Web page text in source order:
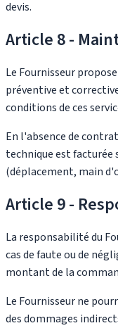
devis.
Article 8 -
Le Fournisseur
préventive et
conditions de ces
En l'absence de
technique est facturée
(déplacement, main
Article 9 -
La responsabilité du
cas de faute ou de
montant de la
Le Fournisseur ne
des dommages